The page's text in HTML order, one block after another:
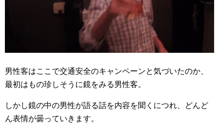
男性客はここで交通安全のキャンペーンと気づいたのか、
最初はもの珍しそうに鏡をみる男性客。
しかし鏡の中の男性が語る話を内容を聞くにつれ、どんど
ん表情が曇っていきます。